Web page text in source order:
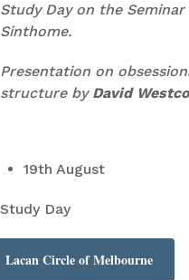
Study Day on the Seminar
Sinthome.
Presentation on
structure by David
19th August
Study Day
Lacan Circle of Melbourne